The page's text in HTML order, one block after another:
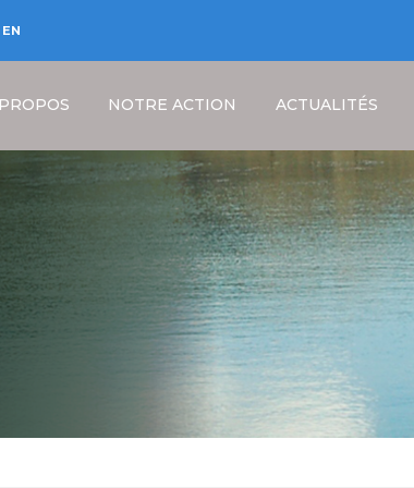
EN
NOTRE ACTION ACTUALITÉS
Fil
d'Ariane